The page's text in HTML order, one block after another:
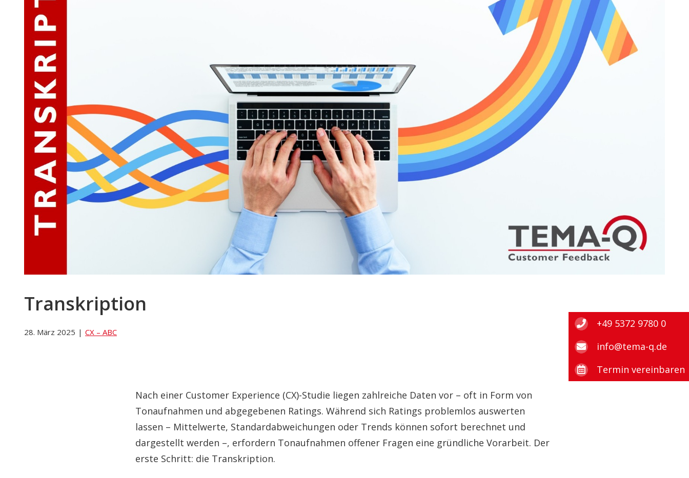
Transkription
28. März 2025 | CX – ABC
Nach einer Customer Experience (CX)-Studie liegen zahlreiche Daten vor – oft in Form von
Tonaufnahmen und abgegebenen Ratings. Während sich Ratings problemlos auswerten
lassen – Mittelwerte, Standardabweichungen oder Trends können sofort berechnet und
dargestellt werden –, erfordern Tonaufnahmen offener Fragen eine gründliche Vorarbeit. Der
erste Schritt: die Transkription.
+49 5372 9780 0
info@tema-q.de
Termin vereinbaren